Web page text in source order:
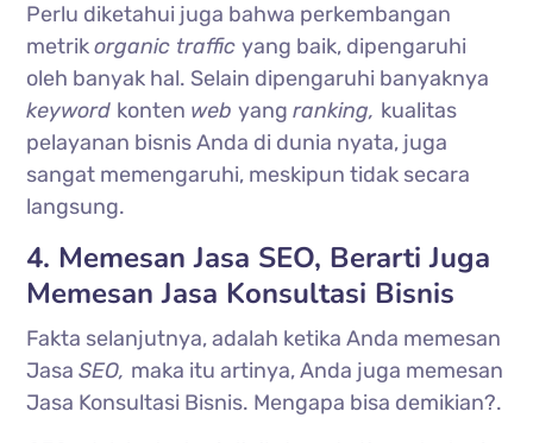
Perlu diketahui juga bahwa perkembangan
metrikorganic trafficyang baik, dipengaruhi
oleh banyak hal. Selain dipengaruhi banyaknya
keyword konten webyangranking, kualitas
pelayanan bisnis Anda di dunia nyata, juga
sangat memengaruhi, meskipun tidak secara
langsung.
4. Memesan Jasa SEO, Berarti Juga
Memesan Jasa Konsultasi Bisnis
Fakta selanjutnya, adalah ketika Anda memesan
JasaSEO, maka itu artinya, Anda juga memesan
Jasa Konsultasi Bisnis. Mengapa bisa demikian?.